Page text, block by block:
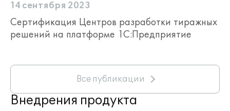
14 сентября 2023
Сертификация Центров разработки тиражных
решений на платформе 1С:Предприятие
Все публикации
Внедрения продукта